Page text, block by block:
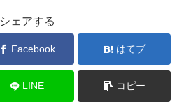
シェアする
Facebook はてブ
LINE コピー